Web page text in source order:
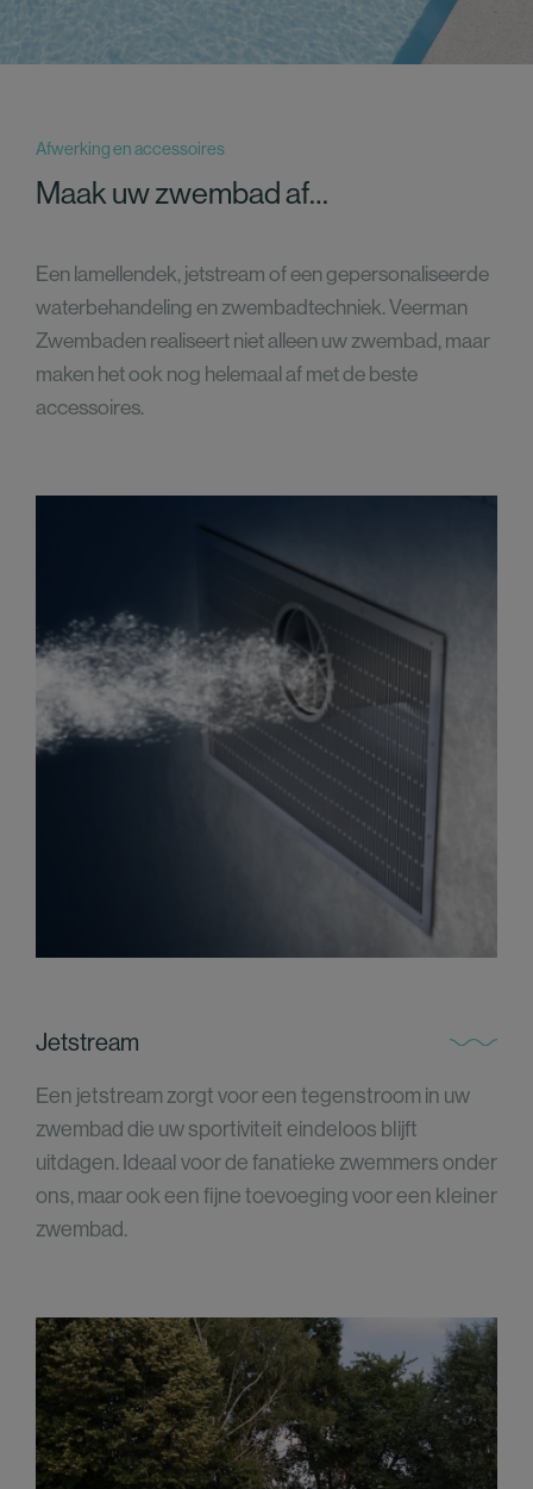
Afwerking en accessoires
Maak uw zwembad af…
Een lamellendek, jetstream of een gepersonaliseerde
waterbehandeling en zwembadtechniek. Veerman
Zwembaden realiseert niet alleen uw zwembad, maar
maken het ook nog helemaal af met de beste
accessoires.
Jetstream
Een jetstream zorgt voor een tegenstroom in uw
zwembad die uw sportiviteit eindeloos blijft
uitdagen. Ideaal voor de fanatieke zwemmers onder
ons, maar ook een fijne toevoeging voor een kleiner
zwembad.